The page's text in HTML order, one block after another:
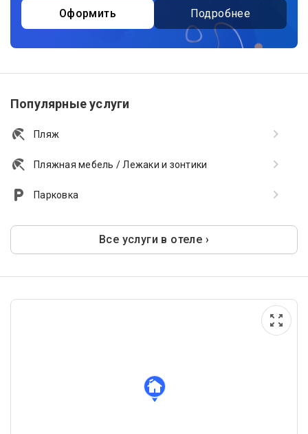
Оформить Подробнее
Популярные услуги
Пляж
Пляжная мебель / Лежаки и зонтики
Парковка
Все услуги в отеле ›